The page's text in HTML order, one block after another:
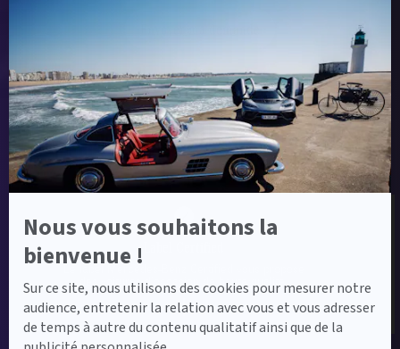
sur
Axeptio
Nous vous souhaitons la
bienvenue !
Sur ce site, nous utilisons des cookies pour mesurer notre
audience, entretenir la relation avec vous et vous adresser
de temps à autre du contenu qualitatif ainsi que de la
Envoyer ma demande
Label Certified et Garanties
Le label Mercedes-Benz Certified vous propose
des voitures d’occasion de haute qualité.